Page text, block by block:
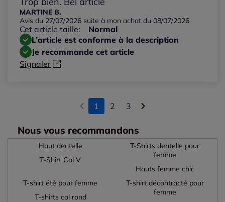
MARTINE B.
Avis du 27/07/2026 suite à mon achat du 08/07/2026
Cet article taille:
Normal
L’article est conforme à la description
Je recommande cet article
Signaler
1 2 3
Nous vous recommandons
Haut dentelle
T-Shirt Col V
T-Shirts dentelle pour
femme
Hauts femme chic
T-shirt été pour femme
T-shirts col rond
T-shirt décontracté pour
femme